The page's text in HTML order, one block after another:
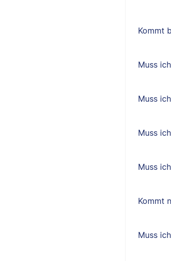
Kommt
Muss
Muss
Muss
Muss
Kommt
Muss